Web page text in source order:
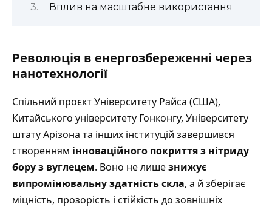
Вплив на масштабне використання
Революція в енергозбереженні через
нанотехнології
Спільний проєкт Університету Райса (США),
Китайського університету Гонконгу, Університету
штату Арізона та інших інституцій завершився
створенням інноваційного покриття з нітриду
бору з вуглецем. Воно не лишезнижує
випромінювальну здатність скла, а й зберігає
міцність, прозорість і стійкість до зовнішніх